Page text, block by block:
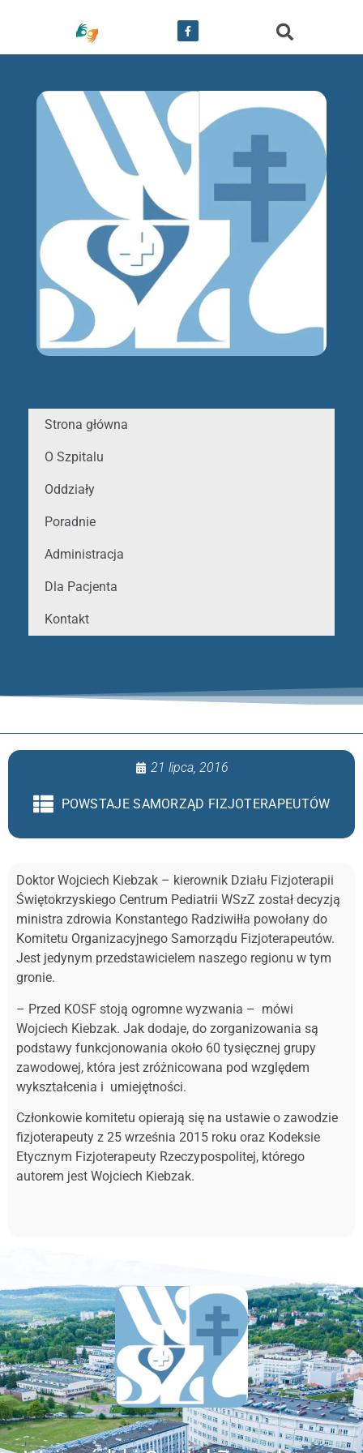
Strona główna
O Szpitalu
Oddziały
Poradnie
Administracja
Dla Pacjenta
Kontakt
21 lipca, 2016
POWSTAJE SAMORZĄD FIZJOTERAPEUTÓW
Doktor Wojciech Kiebzak – kierownik Działu Fizjoterapii
Świętokrzyskiego Centrum Pediatrii WSzZ został decyzją
ministra zdrowia Konstantego Radziwiłła powołany do
Komitetu Organizacyjnego Samorządu Fizjoterapeutów.
Jest jedynym przedstawicielem naszego regionu w tym
gronie.
– Przed KOSF stoją ogromne wyzwania – mówi
Wojciech Kiebzak. Jak dodaje, do zorganizowania są
podstawy funkcjonowania około 60 tysięcznej grupy
zawodowej, która jest zróżnicowana pod względem
wykształcenia i umiejętności.
Członkowie komitetu opierają się na ustawie o zawodzie
fizjoterapeuty z 25 września 2015 roku oraz Kodeksie
Etycznym Fizjoterapeuty Rzeczypospolitej, którego
autorem jest Wojciech Kiebzak.